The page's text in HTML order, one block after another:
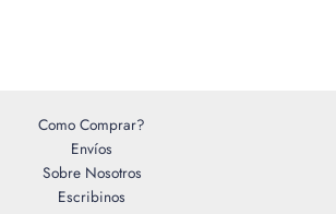
Como Comprar?
Envíos
Sobre Nosotros
Escribinos